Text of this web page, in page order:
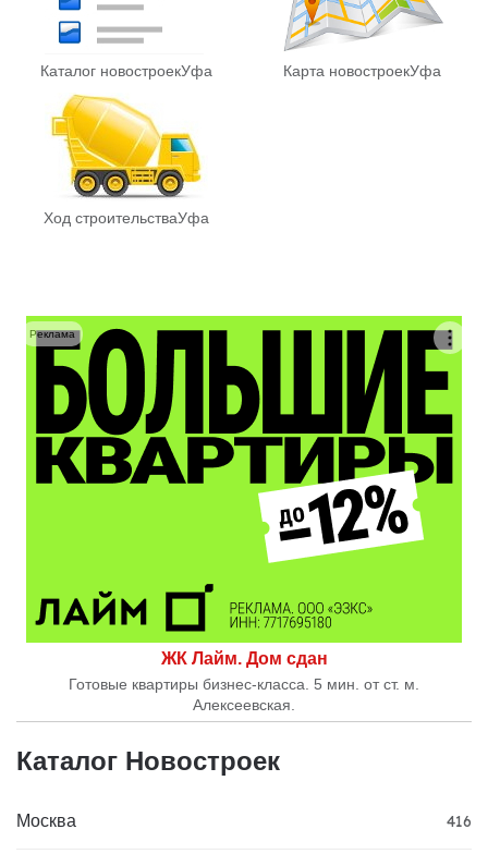
Каталог новостроекУфа Карта новостроекУфа
Ход строительстваУфа
ЖК Лайм. Дом сдан
Готовые квартиры бизнес-класса. 5 мин. от ст. м.
Алексеевская.
Реклама
Каталог Новостроек
Москва 416